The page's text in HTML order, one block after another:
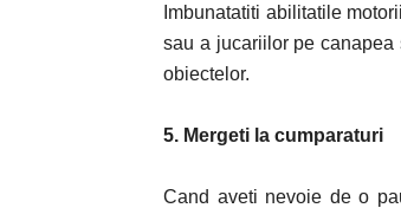
Imbunatatiti abilitatile
sau a jucariilor pe canapea
obiectelor.
5. Mergeti la cumparaturi
Cand aveti nevoie de o